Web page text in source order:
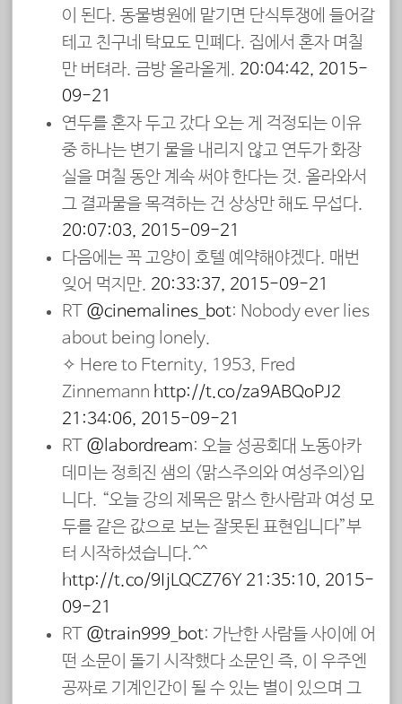
이 된다. 동물병원에 맡기면 단식투쟁에 들어갈
테고 친구네 탁묘도 민폐다. 집에서 혼자 며칠
만 버텨라. 금방 올라올게. 20:04:42, 2015-
09-21
연두를 혼자 두고 갔다 오는 게 걱정되는 이유
중 하나는 변기 물을 내리지 않고 연두가 화장
실을 며칠 동안 계속 써야 한다는 것. 올라와서
그 결과물을 목격하는 건 상상만 해도 무섭다.
20:07:03, 2015-09-21
다음에는 꼭 고양이 호텔 예약해야겠다. 매번
잊어 먹지만. 20:33:37, 2015-09-21
RT @cinemalines_bot: Nobody ever lies
about being lonely.
✧ Here to Eternity, 1953, Fred
Zinnemann http://t.co/za9ABQoPJ2
21:34:06, 2015-09-21
RT @labordream: 오늘 성공회대 노동아카
데미는 정희진 샘의 <맑스주의와 여성주의>입
니다. “오늘 강의 제목은 맑스 한사람과 여성 모
두를 같은 값으로 보는 잘못된 표현입니다”부
터 시작하셨습니다.^^
http://t.co/9IjLQCZ76Y 21:35:10, 2015-
09-21
RT @train999_bot: 가난한 사람들 사이에 어
떤 소문이 돌기 시작했다 소문인 즉, 이 우주엔
공짜로 기계인간이 될 수 있는 별이 있으며 그